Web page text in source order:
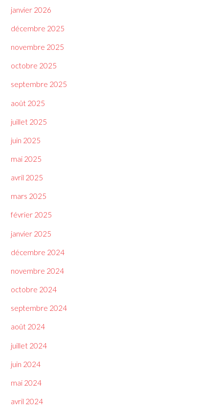
janvier 2026
décembre 2025
novembre 2025
octobre 2025
septembre 2025
août 2025
juillet 2025
juin 2025
mai 2025
avril 2025
mars 2025
février 2025
janvier 2025
décembre 2024
novembre 2024
octobre 2024
septembre 2024
août 2024
juillet 2024
juin 2024
mai 2024
avril 2024